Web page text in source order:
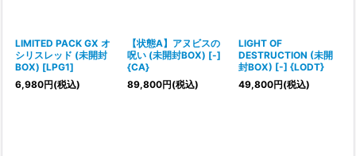
LIMITED PACK GX オ
シリスレッド (未開封
BOX) [LPG1]
6,980円(税込)
【状態A】アヌビスの
呪い (未開封BOX) [-]
{CA}
89,800円(税込)
LIGHT OF
DESTRUCTION (未開
封BOX) [-] {LODT}
49,800円(税込)